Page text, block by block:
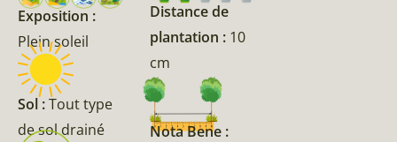
Exposition :
Plein soleil
Sol :Tout type
de sol drainé
Distance de
plantation : 10
cm
Nota Bene :